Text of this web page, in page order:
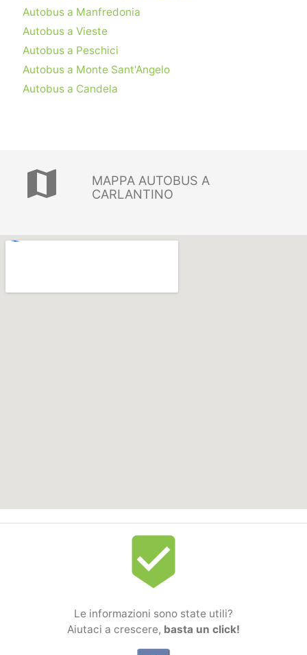
Autobus a Manfredonia
Autobus a Vieste
Autobus a Peschici
Autobus a Monte Sant'Angelo
Autobus a Candela
map
MAPPA AUTOBUS A
CARLANTINO
beenhere
Le informazioni sono state utili?
Aiutaci a crescere, basta un click!